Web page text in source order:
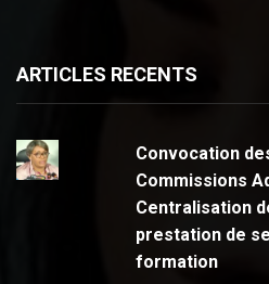
ARTICLES RECENTS
Convocation
Commissions
Centralisation
prestation de
formation